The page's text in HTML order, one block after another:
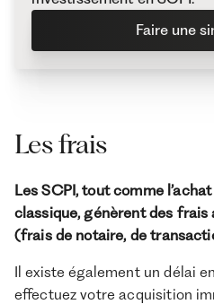
Faire une
Les frais
Les SCPI, tout comme
classique, génèrent des frais
(frais de notaire, de
Il existe également un délai
effectuez votre acquisition